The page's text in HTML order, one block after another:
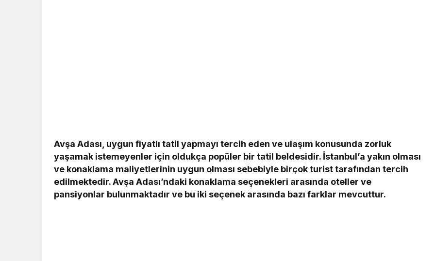
Avşa Adası, uygun fiyatlı tatil yapmayı tercih eden ve ulaşım konusunda zorluk
yaşamak istemeyenler için oldukça popüler bir tatil beldesidir. İstanbul’a yakın olması
ve konaklama maliyetlerinin uygun olması sebebiyle birçok turist tarafından tercih
edilmektedir. Avşa Adası’ndaki konaklama seçenekleri arasında oteller ve
pansiyonlar bulunmaktadır ve bu iki seçenek arasında bazı farklar mevcuttur.